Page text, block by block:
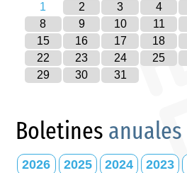
1 2 3 4
8
9 10 11
15
16 17 18
22
23 24 25
29
30 31
Boletines anuales
2026 2025 2024 2023